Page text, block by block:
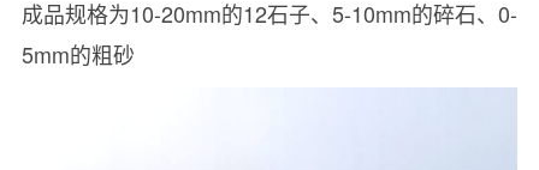
成品规格为10-20mm的12石子、5-10mm的碎石、0-
5mm的粗砂